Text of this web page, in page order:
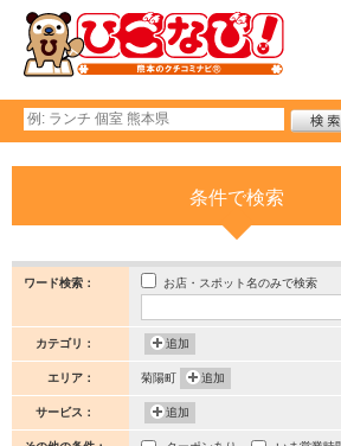
条件で検索
ワード検索： お店・スポット名のみで検索
カテゴリ： 追加
エリア： 菊陽町 追加
サービス： 追加